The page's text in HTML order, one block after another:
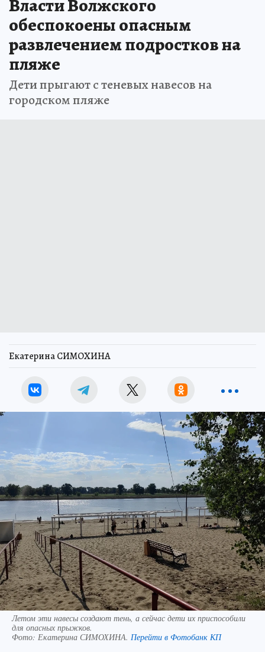
Власти Волжского
обеспокоены опасным
развлечением подростков на
пляже
Дети прыгают с теневых навесов на
городском пляже
Екатерина СИМОХИНА
Летом эти навесы создают тень, а сейчас дети их приспособили
для опасных прыжков.
Фото: Екатерина СИМОХИНА. Перейти в Фотобанк КП